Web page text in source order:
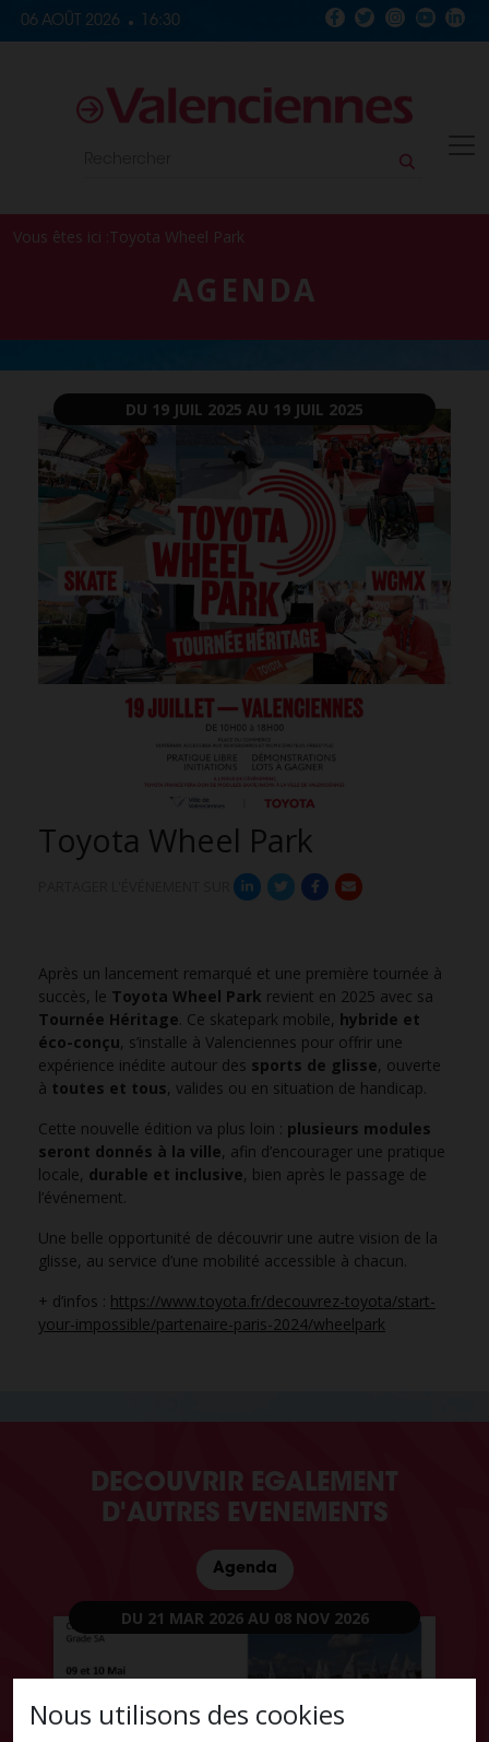
Skip to content
06 AOÛT 2026 16:30
Vous êtes ici :Toyota Wheel Park
AGENDA
DU 19 JUIL 2025 AU 19 JUIL 2025
Toyota Wheel Park
Après un lancement remarqué et une première tournée à
succès, le Toyota Wheel Park revient en 2025 avec sa
Tournée Héritage. Ce skatepark mobile, hybride et
éco-conçu, s’installe à Valenciennes pour offrir une
expérience inédite autour des sports de glisse, ouverte
à toutes et tous, valides ou en situation de handicap.
Cette nouvelle édition va plus loin : plusieurs modules
seront donnés à la ville, afin d’encourager une pratique
locale, durable et inclusive, bien après le passage de
l’événement.
Une belle opportunité de découvrir une autre vision de la
glisse, au service d’une mobilité accessible à chacun.
+ d’infos : https://www.toyota.fr/decouvrez-toyota/start-
your-impossible/partenaire-paris-2024/wheelpark
DECOUVRIR EGALEMENT
D'AUTRES EVENEMENTS
Agenda
DU 21 MAR 2026 AU 08 NOV 2026
Nous utilisons des cookies